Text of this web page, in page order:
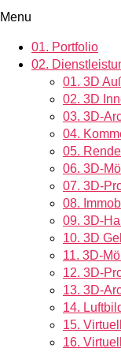
Menu
01. Portfolio
02.
01. 3D
02. 3D
03. 3D-
04.
05.
06. 3D-
07. 3D-
08.
09. 3D-
10. 3D
11. 3D-
12. 3D-
13. 3D-
14.
15.
16.